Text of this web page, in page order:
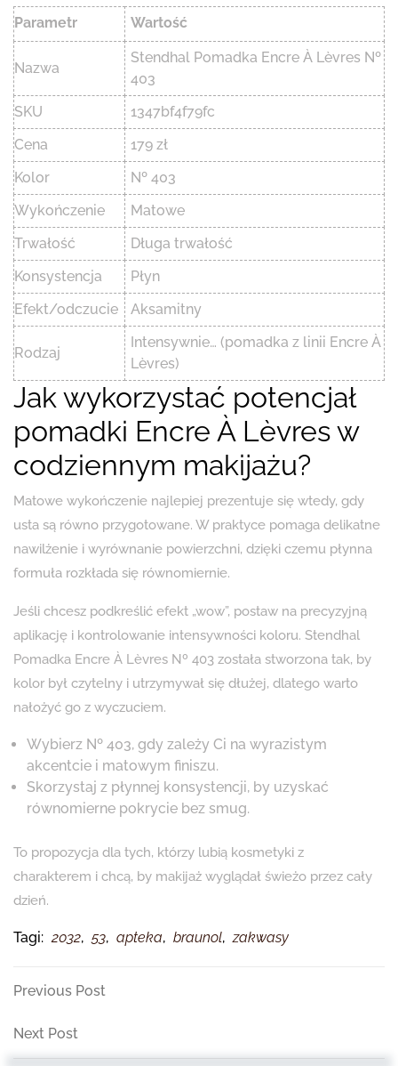
Parametr Wartość
Nazwa
Stendhal Pomadka Encre À Lèvres Nº
403
SKU
1347bf4f79fc
Cena
179 zł
Kolor
Nº 403
Wykończenie
Matowe
Trwałość
Długa trwałość
Konsystencja
Płyn
Efekt/odczucie
Aksamitny
Rodzaj
Intensywnie… (pomadka z linii Encre À
Lèvres)
Jak wykorzystać potencjał
pomadki Encre À Lèvres w
codziennym makijażu?
Matowe wykończenie najlepiej prezentuje się wtedy, gdy
usta są równo przygotowane. W praktyce pomaga delikatne
nawilżenie i wyrównanie powierzchni, dzięki czemu płynna
formuła rozkłada się równomiernie.
Jeśli chcesz podkreślić efekt „wow”, postaw na precyzyjną
aplikację i kontrolowanie intensywności koloru. Stendhal
Pomadka Encre À Lèvres Nº 403 została stworzona tak, by
kolor był czytelny i utrzymywał się dłużej, dlatego warto
nałożyć go z wyczuciem.
Wybierz Nº 403, gdy zależy Ci na wyrazistym
akcentcie i matowym finiszu.
Skorzystaj z płynnej konsystencji, by uzyskać
równomierne pokrycie bez smug.
To propozycja dla tych, którzy lubią kosmetyki z
charakterem i chcą, by makijaż wyglądał świeżo przez cały
dzień.
Tagi: 2032, 53, apteka, braunol, zakwasy
Nawigacja
wpisu
Previous
Previous Post
Next
Post
Next Post